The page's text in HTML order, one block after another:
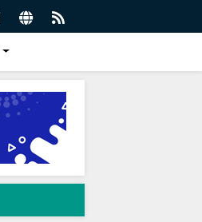
faciaların önüne geçti